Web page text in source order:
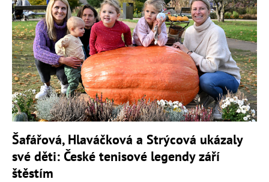
Šafářová, Hlaváčková a Strýcová ukázaly
své děti: České tenisové legendy září
štěstím